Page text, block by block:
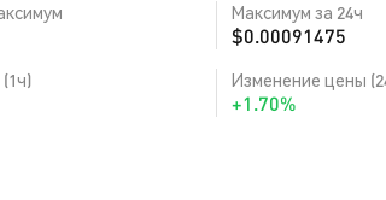
Максимум за 24ч
$0.00091475
Изменение цены
+1.70%